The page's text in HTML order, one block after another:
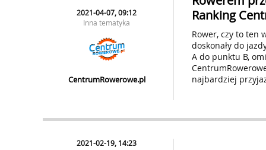
2021-04-07, 09:12
Inna tematyka
CentrumRowerowe.pl
Ranking
Rower, czy to ten
doskonały do
A do punktu B,
najbardziej
2021-02-19, 14:23